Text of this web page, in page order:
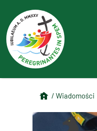
/ Wiadomości